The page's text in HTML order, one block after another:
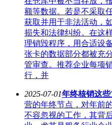
额等数据。若是不采取
获取并用于非法活动，
损失和法律纠纷。在这
理销毁程序，用合适设
张卡的数据部分都被充
管审查。推荐企业每项
行，并
2025-07-01年终核销这
营的年终节点，对年前
不容忽视的工作，其背